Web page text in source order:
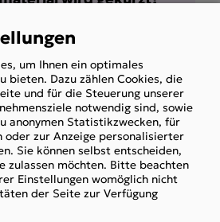
im Interview
um Ihnen ein optimales
bieten. Dazu zählen Cookies, die
und für die Steuerung unserer
notwendig sind, sowie
anonymen Statistikzwecken, für
oder zur Anzeige personalisierter
Sie können selbst entscheiden,
zulassen möchten. Bitte beachten
Einstellungen womöglich nicht
der Seite zur Verfügung